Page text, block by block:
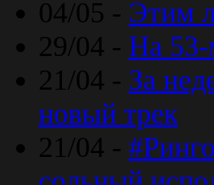
04/05 - Этим
29/04 - На 53-
21/04 - За
новый трек
21/04 -